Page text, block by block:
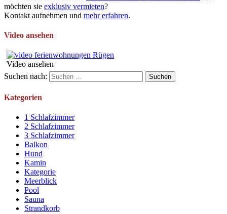
möchten sie exklusiv vermieten?
Kontakt aufnehmen und mehr erfahren.
Video ansehen
Video ansehen
Suchen nach:
Kategorien
1 Schlafzimmer
2 Schlafzimmer
3 Schlafzimmer
Balkon
Hund
Kamin
Kategorie
Meerblick
Pool
Sauna
Strandkorb